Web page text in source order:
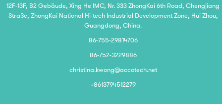
12F-13F, B2 Gebäude, Xing He IMC, Nr. 333 ZhongKai 6th Road, Chengjiang
Straße, ZhongKai National Hi-tech Industrial Development Zone, Hui Zhou,
Guangdong, China.
86-755-29814706
86-752-3229886
christina.kwong@accotech.net
+8613794512279